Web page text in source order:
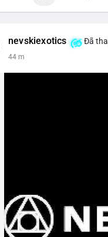
nevskiexotics Đã
44 m